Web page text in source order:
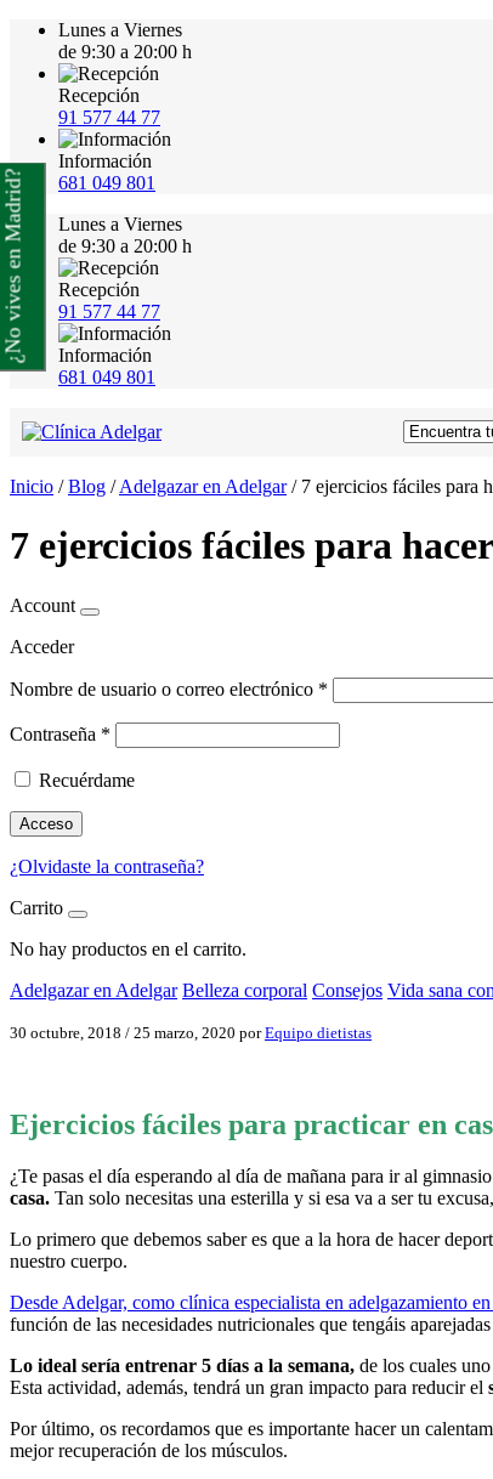
Lunes a Viernes
de 9:30 a 20:00 h
Recepción
91 577 44 77
Información
681 049 801
Lunes a Viernes
de 9:30 a 20:00 h
Recepción
91 577 44 77
Información
681 049 801
Inicio /Blog /Adelgazar en Adelgar/ 7 ejercicios fáciles para
7 ejercicios fáciles para
Account
Acceder
Nombre de usuario o correo electrónico *
Contraseña *
Recuérdame
Acceso
¿Olvidaste la contraseña?
Carrito
No hay productos en el carrito.
Adelgazar en Adelgar Belleza corporal Consejos Vida sana
30 octubre, 2018 / 25 marzo, 2020 porEquipo dietistas
Ejercicios fáciles para practicar en
¿Te pasas el día esperando al día de mañana para ir al
casa. Tan solo necesitas una esterilla y si esa va a ser tu
Lo primero que debemos saber es que a la hora de hacer
nuestro cuerpo.
Desde Adelgar, como clínica especialista en adelgazamiento
función de las necesidades nutricionales que tengáis
Lo ideal sería entrenar 5 días a la semana, de los cuales
Esta actividad, además, tendrá un gran impacto para reducir el
Por último, os recordamos que es importante hacer un
mejor recuperación de los músculos.
¿No vives en Madrid?